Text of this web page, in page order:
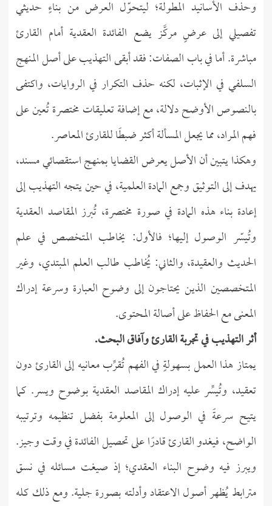
وحذف الأسانيد المطولة؛ ليتحوّل العرض من بناءٍ حديثي
تفصيلي إلى عرضٍ مركَّز يضع الفائدة العقدية أمام القارئ
مباشرة. أما في باب الصفات: فقد أبقى التهذيب على أصل المنهج
السلفي في الإثبات، لكنه حذف التكرار في الروايات، واكتفى
بالنصوص الأوضح دلالة، مع إضافة تعليقات مختصرة تُعين على
فهم المراد، مما يجعل المسألة أكثر ضبطًا للقارئ المعاصر.
وهكذا يتبين أن الأصل يعرض القضايا بمنهج استقصائي مسند،
يهدف إلى التوثيق وجمع المادة العلمية، في حين يتجه التهذيب إلى
إعادة بناء هذه المادة في صورة مختصرة، تُبرز المقاصد العقدية
وتُيسّر الوصول إليها؛ فالأول: يخاطب المتخصص في علم
الحديث والعقيدة، والثاني: يُخاطب طالب العلم المبتدي، وغير
المتخصصين الذين يحتاجون إلى وضوح العبارة وسرعة إدراك
المعنى مع الحفاظ على أصالة المحتوى.
أثر التهذيب في تجربة القارئ وآفاق البحث.
يمتاز هذا العمل بسهولةٍ في الفهم تُقرِّب معانيه إلى القارئ دون
تعقيد، وتُيسِّر عليه إدراك المقاصد العقدية بوضوح ويسر. كما
يتيح سرعةً في الوصول إلى المعلومة بفضل تنظيمه وترتيبه
الواضح، فيغدو القارئ قادرًا على تحصيل الفائدة في وقت وجيز.
ويبرز فيه وضوح البناء العقدي؛ إذ صيغت مسائله في نسق
مترابط يُظهر أصول الاعتقاد وأدلته بصورة جلية. ومع ذلك كله